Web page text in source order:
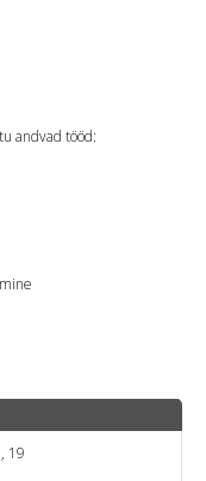
andvad tööd:
19